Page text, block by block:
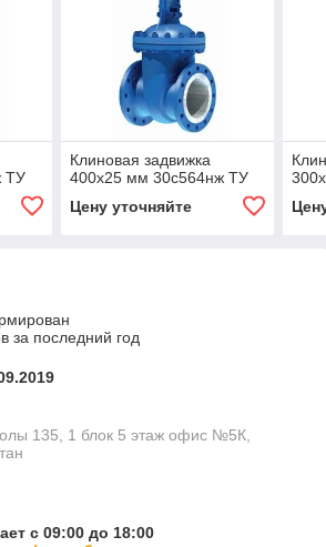
ТУ
Клиновая задвижка
400x25 мм 30с564нж ТУ
Цену уточняйте
за последний год
135, 1 блок 5 этаж офис №5К,
с 09:00 до 18:00